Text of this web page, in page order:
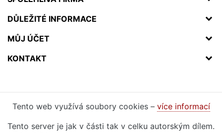
DŮLEŽITÉ INFORMACE
MŮJ ÚČET
KONTAKT
Tento web využívá soubory cookies – více informací
Tento server je jak v části tak v celku autorským dílem.